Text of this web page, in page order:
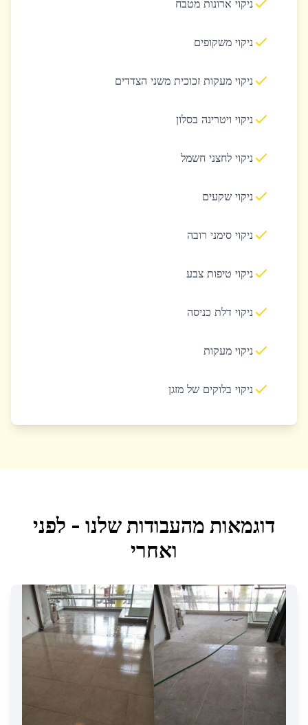
ניקוי ארונות מטבח
ניקוי משקופים
ניקוי מעקות זכוכית משני הצדדים
ניקוי ויטרינה בסלון
ניקוי לחצני חשמל
ניקוי שקעים
ניקוי סימני רובה
ניקוי טיפות צבע
ניקוי דלת כניסה
ניקוי מעקות
ניקוי בלוקים של מזגן
דוגמאות מהעבודות שלנו - לפני
ואחרי